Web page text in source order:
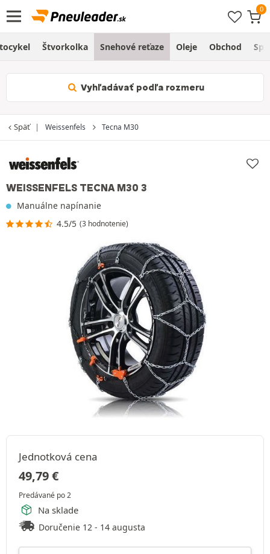
Štvorkolka Snehové reťaze Oleje Obchod
Vyhľadávať podľa rozmeru
Späť Weissenfels Tecna M30
WEISSENFELS TECNA M30 3
Manuálne napínanie
4.5/5 (3 hodnotenie)
Jednotková cena
49,79€
Predávané po 2
Na sklade
Doručenie 12 - 14 augusta